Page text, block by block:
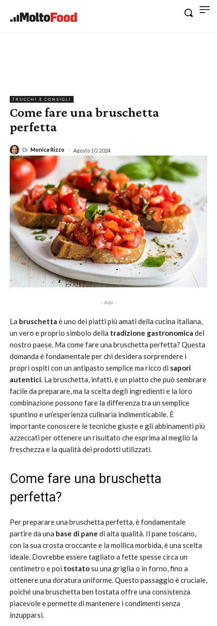
TRUCCHI E CONSIGLI
Come fare una bruschetta
perfetta
Di Monica Rizzo Agosto 10, 2024
- Adv -
La bruschetta è uno dei piatti più amati della cucina italiana,
un vero e proprio simbolo della tradizione gastronomica del
nostro paese. Ma come fare una bruschetta perfetta? Questa
domanda è fondamentale per chi desidera sorprendere i
propri ospiti con un antipasto semplice ma ricco di sapori
autentici. La bruschetta, infatti, è un piatto che può sembrare
facile da preparare, ma la scelta degli ingredienti e la loro
combinazione possono fare la differenza tra un semplice
spuntino e un’esperienza culinaria indimenticabile. È
importante conoscere le tecniche giuste e gli abbinamenti più
azzeccati per ottenere un risultato che esprima al meglio la
freschezza e la qualità dei prodotti utilizzati.
Come fare una bruschetta
perfetta?
Per preparare una bruschetta perfetta, è fondamentale
partire da una base di pane di alta qualità. Il pane toscano,
con la sua crosta croccante e la mollica morbida, è una scelta
ideale. Dovrebbe essere tagliato a fette spesse circa un
centimetro e poi tostatosu una griglia o in forno, fino a
ottenere una doratura uniforme. Questo passaggio è cruciale,
poiché una bruschetta ben tostata offre una consistenza
piacevole e permette di mantenere i condimenti senza
inzupparsi.